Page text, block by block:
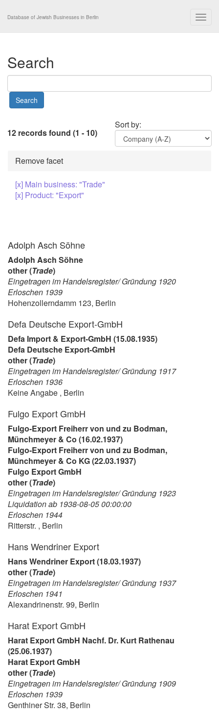
Database of Jewish Businesses in Berlin
Search
Sort by:
12 records found (1 - 10)
Remove facet
[x] Main business: "Trade"
[x] Product: "Export"
Adolph Asch Söhne
Adolph Asch Söhne
other (Trade)
Eingetragen im Handelsregister/ Gründung 1920
Erloschen 1939
Hohenzollerndamm 123, Berlin
Defa Deutsche Export-GmbH
Defa Import & Export-GmbH (15.08.1935)
Defa Deutsche Export-GmbH
other (Trade)
Eingetragen im Handelsregister/ Gründung 1917
Erloschen 1936
Keine Angabe , Berlin
Fulgo Export GmbH
Fulgo-Export Freiherr von und zu Bodman,
Münchmeyer & Co (16.02.1937)
Fulgo-Export Freiherr von und zu Bodman,
Münchmeyer & Co KG (22.03.1937)
Fulgo Export GmbH
other (Trade)
Eingetragen im Handelsregister/ Gründung 1923
Liquidation ab 1938-08-05 00:00:00
Erloschen 1944
Ritterstr. , Berlin
Hans Wendriner Export
Hans Wendriner Export (18.03.1937)
other (Trade)
Eingetragen im Handelsregister/ Gründung 1937
Erloschen 1941
Alexandrinenstr. 99, Berlin
Harat Export GmbH
Harat Export GmbH Nachf. Dr. Kurt Rathenau
(25.06.1937)
Harat Export GmbH
other (Trade)
Eingetragen im Handelsregister/ Gründung 1909
Erloschen 1939
Genthiner Str. 38, Berlin